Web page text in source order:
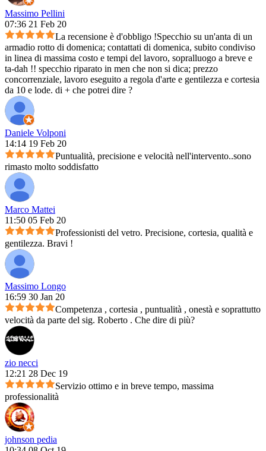
Massimo Pellini
07:36 21 Feb 20
La recensione è d'obbligo !Specchio su un'anta di un
armadio rotto di domenica; contattati di domenica, subito condiviso
in linea di massima costo e tempi del lavoro, sopralluogo a breve e
ta-dah !! specchio riparato in men che non si dica; prezzo
concorrenziale, lavoro eseguito a regola d'arte e gentilezza e cortesia
da 10 e lode. di + che potrei dire ?
Daniele Volponi
14:14 19 Feb 20
Puntualità, precisione e velocità nell'intervento..sono
rimasto molto soddisfatto
Marco Mattei
11:50 05 Feb 20
Professionisti del vetro. Precisione, cortesia, qualità e
gentilezza. Bravi !
Massimo Longo
16:59 30 Jan 20
Competenza , cortesia , puntualità , onestà e soprattutto
velocità da parte del sig. Roberto . Che dire di più?
zio necci
12:21 28 Dec 19
Servizio ottimo e in breve tempo, massima
professionalità
johnson pedia